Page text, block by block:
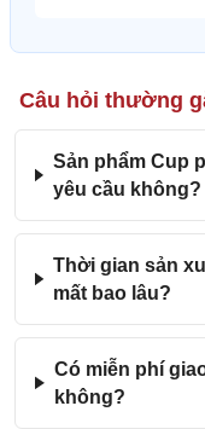
Câu hỏi thường
Sản phẩm Cup
yêu cầu không?
Thời gian sản
mất bao lâu?
Có miễn phí
không?